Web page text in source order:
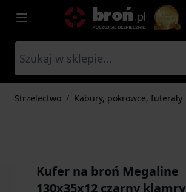
Przejdź do treści
Strzelectwo / Kabury, pokrowce, futerały
Kufer na broń Megaline
130x35x12 czarny klamry